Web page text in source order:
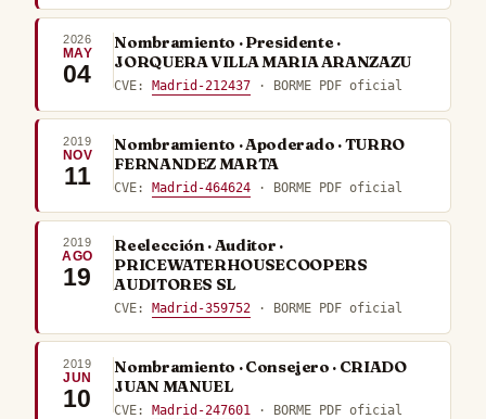
2026
MAY
04
Nombramiento · Presidente ·
JORQUERA VILLA MARIA ARANZAZU
CVE: Madrid-212437 · BORME PDF oficial
2019
NOV
11
Nombramiento · Apoderado · TURRO
FERNANDEZ MARTA
CVE:Madrid-464624 · BORME PDF oficial
2019
AGO
19
Reelección · Auditor ·
PRICEWATERHOUSECOOPERS
AUDITORES SL
CVE: Madrid-359752 · BORME PDF oficial
2019
JUN
10
Nombramiento · Consejero · CRIADO
JUAN MANUEL
CVE:Madrid-247601 · BORME PDF oficial